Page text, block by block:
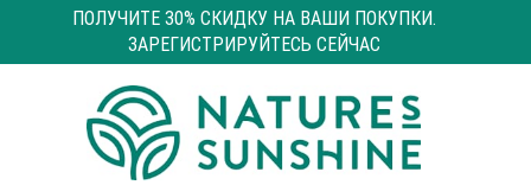
ПОЛУЧИТЕ 30% СКИДКУ НА ВАШИ ПОКУПКИ.
ЗАРЕГИСТРИРУЙТЕСЬ СЕЙЧАС